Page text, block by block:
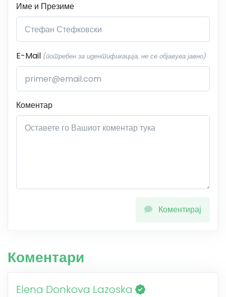
Име и Презиме
E-Mail (потребен за идентификација, не се објавува јавно)
Коментар
Коментирај
Коментари
Elena Donkova Lazoska